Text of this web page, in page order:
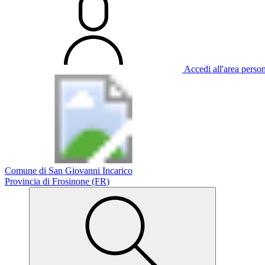
Accedi all'area
Comune di San Giovanni Incarico
Provincia di Frosinone (FR)